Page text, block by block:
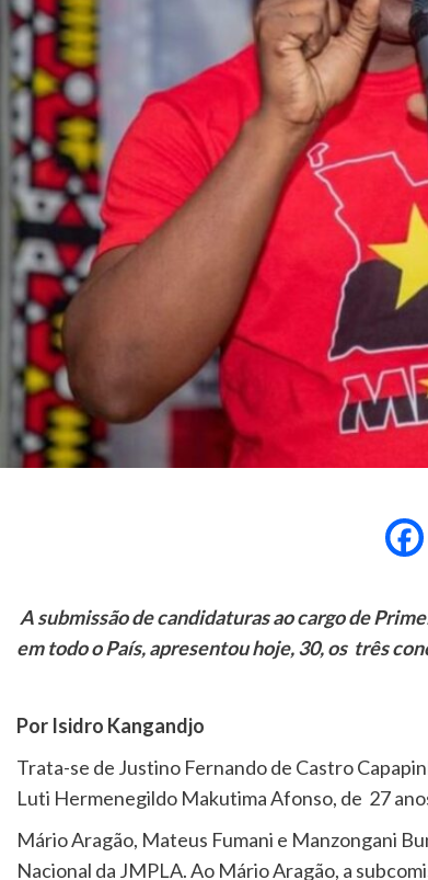
A submissão de candidaturas ao cargo de
em todo o País, apresentou hoje, 30, os três
Por Isidro Kangandjo
Trata-se de Justino Fernando de Castro
Luti Hermenegildo Makutima Afonso, de 27
Mário Aragão, Mateus Fumani e Manzongani
Nacional da JMPLA. Ao Mário Aragão, a